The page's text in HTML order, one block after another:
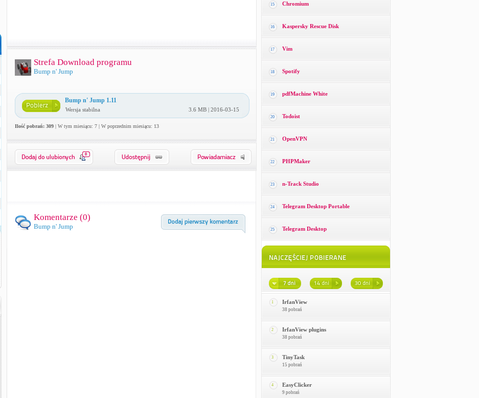
Strefa Download programu
Bump n' Jump
Bump n' Jump 1.11
Wersja stabilna 3.6 MB | 2016-03-15
Ilość pobrań: 309| W tym miesiącu: 7 | W poprzednim miesiącu: 13
0
Komentarze (0)
Bump n' Jump
15 Chromium
16 Kaspersky Rescue Disk
17 Vim
18 Spotify
19 pdfMachine White
20 Todoist
21 OpenVPN
22 PHPMaker
23 n-Track Studio
24 Telegram Desktop Portable
25 Telegram Desktop
1 IrfanView
38 pobrań
2 IrfanView plugins
38 pobrań
3 TinyTask
15 pobrań
4 EasyClicker
9 pobrań